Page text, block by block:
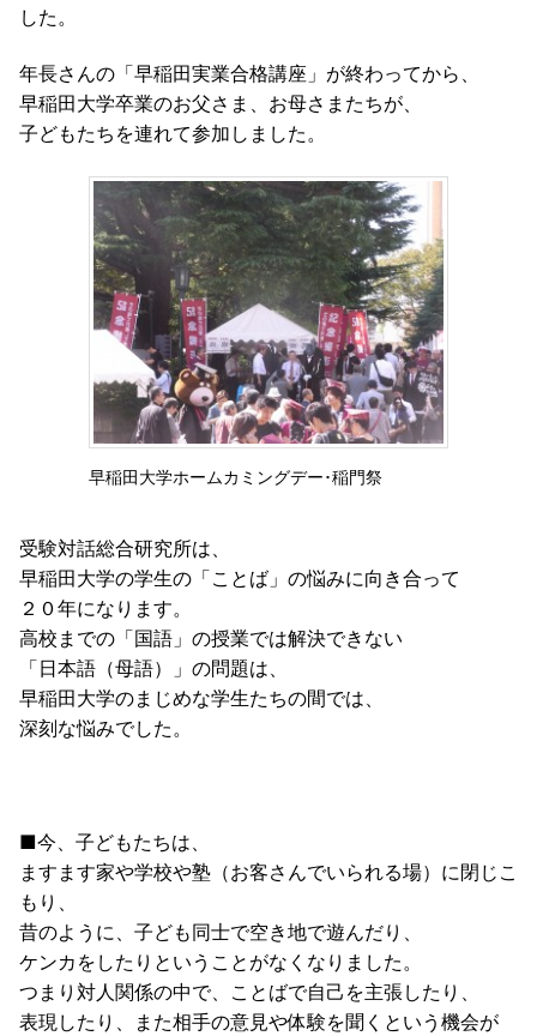
した。
年長さんの「早稲田実業合格講座」が終わってから、
早稲田大学卒業のお父さま、お母さまたちが、
子どもたちを連れて参加しました。
早稲田大学ホームカミングデー･稲門祭
受験対話総合研究所は、
早稲田大学の学生の「ことば」の悩みに向き合って
２０年になります。
高校までの「国語」の授業では解決できない
「日本語（母語）」の問題は、
早稲田大学のまじめな学生たちの間では、
深刻な悩みでした。
■今、子どもたちは、
ますます家や学校や塾（お客さんでいられる場）に閉じこ
もり、
昔のように、子ども同士で空き地で遊んだり、
ケンカをしたりということがなくなりました。
つまり対人関係の中で、ことばで自己を主張したり、
表現したり、また相手の意見や体験を聞くという機会が